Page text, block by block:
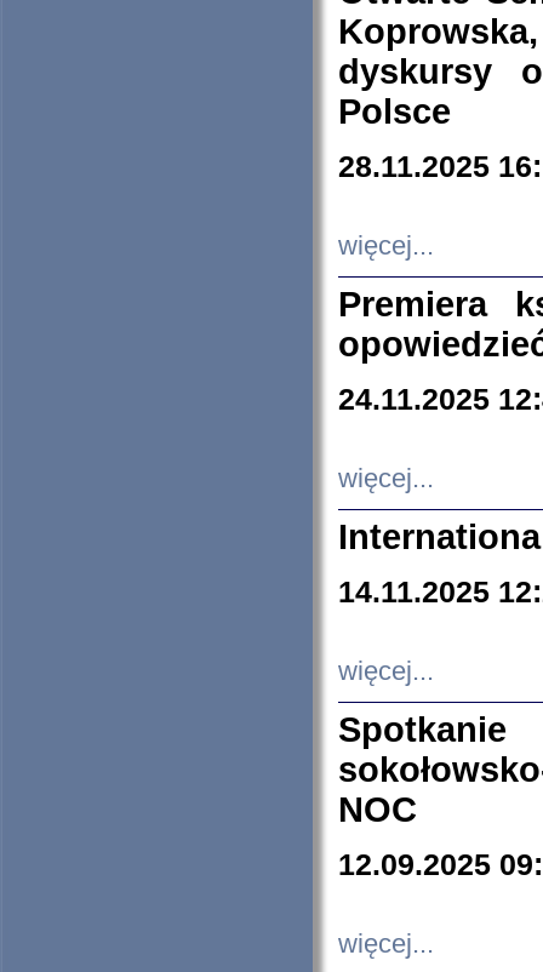
dyskursy
Polsce
28.11.2025
więcej...
Premiera
24.11.2025
więcej...
14.11.2025
więcej...
NOC
12.09.2025
więcej...